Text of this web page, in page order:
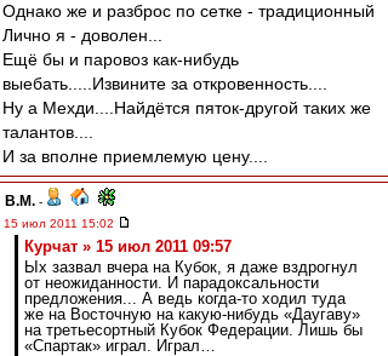
Однако же и разброс по сетке - традиционный
Лично я - доволен...
Ещё бы и паровоз как-нибудь
выебать.....Извините за откровенность....
Ну а Мехди....Найдётся пяток-другой таких же
талантов....
И за вполне приемлемую цену....
В.М. -
15 июл 2011 15:02
Курчат » 15 июл 2011 09:57
Ых зазвал вчера на Кубок, я даже вздрогнул
от неожиданности. И парадоксальности
предложения... А ведь когда-то ходил туда
же на Восточную на какую-нибудь «Даугаву»
на третьесортный Кубок Федерации. Лишь бы
«Спартак» играл. Играл…